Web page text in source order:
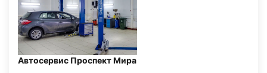
Автосервис Проспект Мира